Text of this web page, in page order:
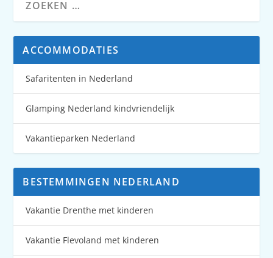
ACCOMMODATIES
Safaritenten in Nederland
Glamping Nederland kindvriendelijk
Vakantieparken Nederland
BESTEMMINGEN NEDERLAND
Vakantie Drenthe met kinderen
Vakantie Flevoland met kinderen